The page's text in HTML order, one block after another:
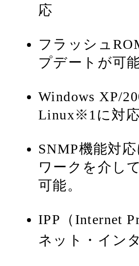
応
フラッシュ
プデートが可
Windows XP/
Linux※1に対応
SNMP機能対
ワークを介し
可能。
IPP（Internet
ネット・イン